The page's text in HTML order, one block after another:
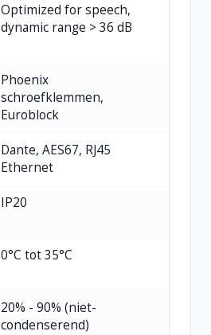
Optimized for speech,
dynamic range > 36 dB
Phoenix
schroefklemmen,
Euroblock
Dante, AES67, RJ45
Ethernet
IP20
0°C tot 35°C
20% - 90% (niet-
condenserend)